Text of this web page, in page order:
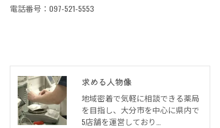
電話番号：097-521-5553
求める人物像
地域密着で気軽に相談できる薬局
を目指し、大分市を中心に県内で
5店舗を運営しており…